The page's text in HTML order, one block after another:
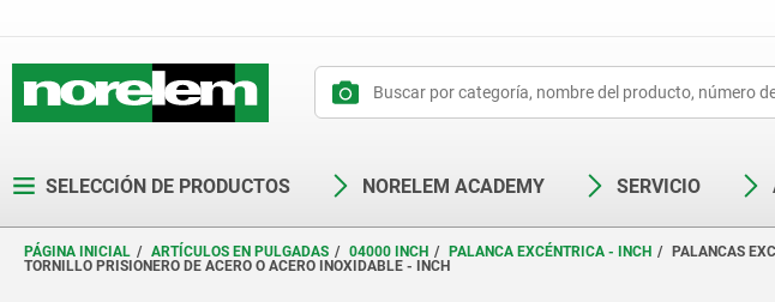
SELECCIÓN DE PRODUCTOS NORELEM ACADEMY SERVICIO
PÁGINA INICIAL ARTÍCULOS EN PULGADAS 04000 INCH PALANCA EXCÉNTRICA - INCH
PALANCAS
TORNILLO PRISIONERO DE ACERO O ACERO INOXIDABLE - INCH